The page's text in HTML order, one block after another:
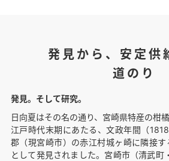
発見から、安定供
道のり
発見。そして研究。
日向夏はその名の通り、宮崎県特産の柑橘
江戸時代末期にあたる、文政年間（
郡（現宮崎市）の赤江村城ヶ崎に隣接
として発見されました。宮崎市（清武町